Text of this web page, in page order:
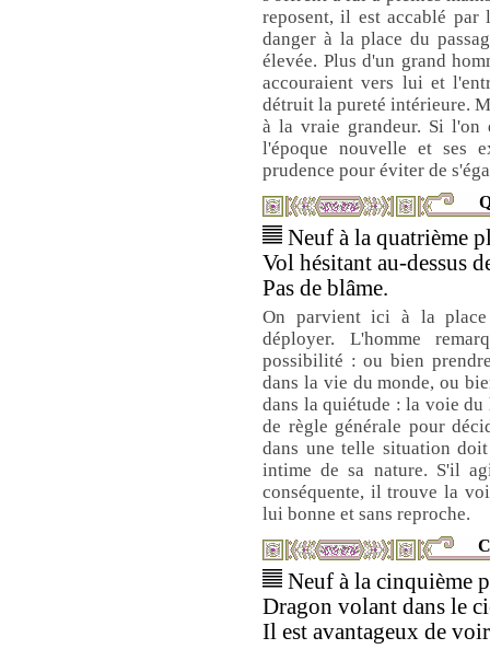
reposent, il est accablé
danger à la place du
élevée. Plus d'un grand
accouraient vers lui et
détruit la pureté intérieure.
à la vraie grandeur. Si l'on
l'époque nouvelle et ses
prudence pour éviter de
Neuf à la quatrième
Vol hésitant au-dessus
Pas de blâme.
On parvient ici à la
déployer. L'homme
possibilité : ou bien
dans la vie du monde, ou
dans la quiétude : la voie
de règle générale pour
dans une telle situation
intime de sa nature. S'il
conséquente, il trouve la
lui bonne et sans reproche.
Neuf à la cinquième
Dragon volant dans le
Il est avantageux de